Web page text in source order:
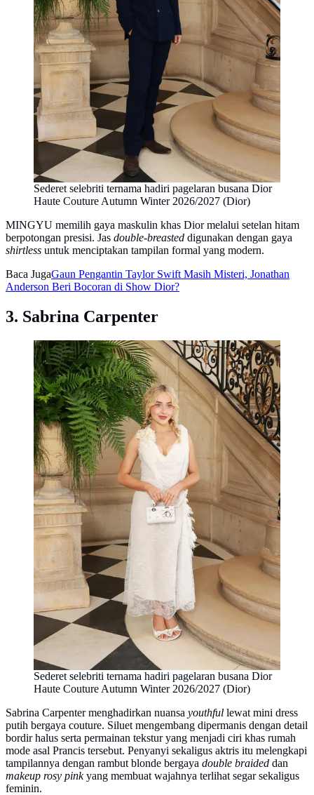
Sederet selebriti ternama hadiri pagelaran busana Dior
Haute Couture Autumn Winter 2026/2027 (Dior)
MINGYU memilih gaya maskulin khas Dior melalui setelan hitam
berpotongan presisi. Jas double-breasted digunakan dengan gaya
shirtless untuk menciptakan tampilan formal yang modern.
Baca JugaGaun Pengantin Taylor Swift Masih Misteri, Jonathan
Anderson Beri Bocoran di Show Dior?
3. Sabrina Carpenter
Sederet selebriti ternama hadiri pagelaran busana Dior
Haute Couture Autumn Winter 2026/2027 (Dior)
Sabrina Carpenter menghadirkan nuansa youthful lewat mini dress
putih bergaya couture. Siluet mengembang dipermanis dengan detail
bordir halus serta permainan tekstur yang menjadi ciri khas rumah
mode asal Prancis tersebut. Penyanyi sekaligus aktris itu melengkapi
tampilannya dengan rambut blonde bergaya double braided dan
makeup rosy pinkyang membuat wajahnya terlihat segar sekaligus
feminin.